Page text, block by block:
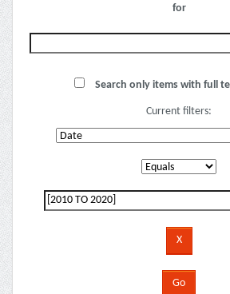
for
Search only items with full
Current filters: